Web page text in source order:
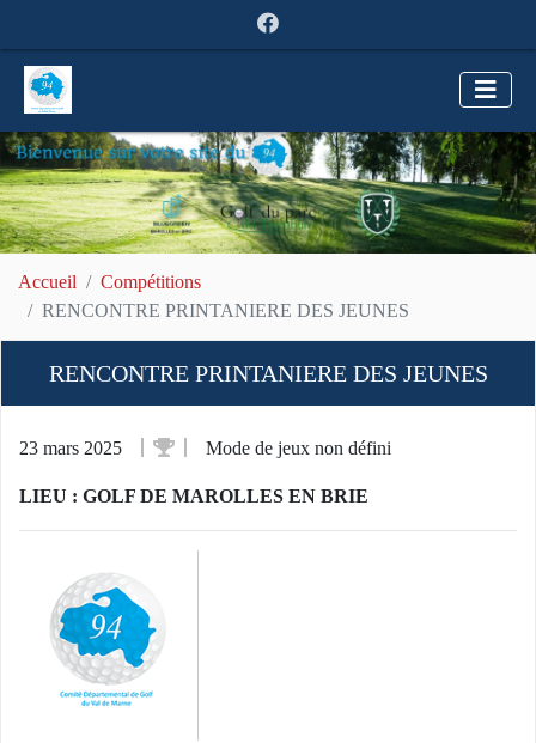
Accueil
Compétitions
RENCONTRE PRINTANIERE DES JEUNES
RENCONTRE PRINTANIERE DES JEUNES
23 mars 2025 Mode de jeux non défini
LIEU : GOLF DE MAROLLES EN BRIE